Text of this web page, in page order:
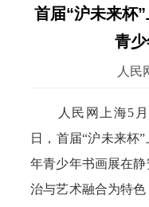
首届“沪未来杯
青
人民
人民网上海5月
日，首届“沪未来杯
年青少年书画展在
治与艺术融合为特